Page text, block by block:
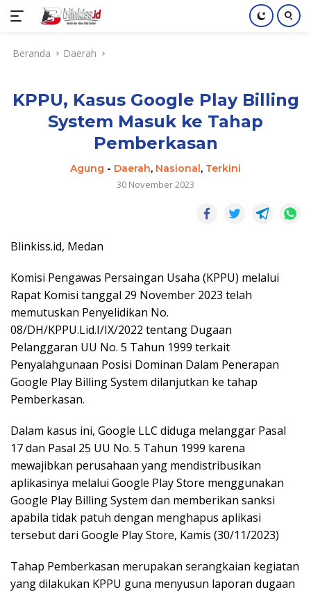
Beranda Daerah
KPPU, Kasus Google Play Billing
System Masuk ke Tahap
Pemberkasan
Agung - Daerah, Nasional, Terkini
30 November 2023
Blinkiss.id, Medan
Komisi Pengawas Persaingan Usaha (KPPU) melalui
Rapat Komisi tanggal 29 November 2023 telah
memutuskan Penyelidikan No.
08/DH/KPPU.Lid.I/IX/2022 tentang Dugaan
Pelanggaran UU No. 5 Tahun 1999 terkait
Penyalahgunaan Posisi Dominan Dalam Penerapan
Google Play Billing System dilanjutkan ke tahap
Pemberkasan.
Dalam kasus ini, Google LLC diduga melanggar Pasal
17 dan Pasal 25 UU No. 5 Tahun 1999 karena
mewajibkan perusahaan yang mendistribusikan
aplikasinya melalui Google Play Store menggunakan
Google Play Billing System dan memberikan sanksi
apabila tidak patuh dengan menghapus aplikasi
tersebut dari Google Play Store, Kamis (30/11/2023)
Tahap Pemberkasan merupakan serangkaian kegiatan
yang dilakukan KPPU guna menyusun laporan dugaan